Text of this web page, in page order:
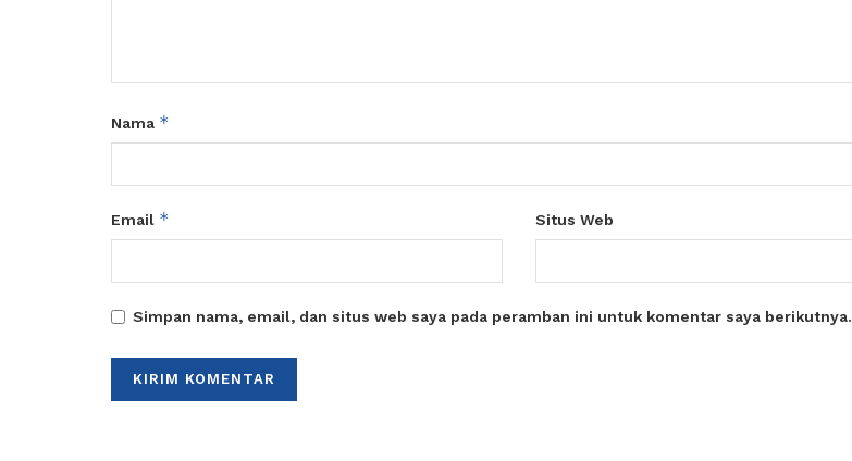
Nama *
Email * Situs Web
Simpan nama, email, dan situs web saya pada peramban ini untuk komentar saya berikutnya.